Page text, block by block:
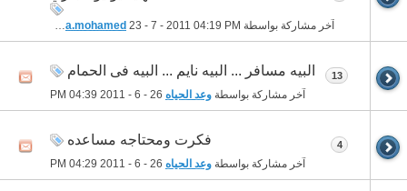
آخر مشاركة بواسطة habiba.mohamed 23 - 7 - 2011 04:19 PM
البيه مسافر ... البيه نايم ... البيه فى الحمام
آخر مشاركة بواسطة وعد الحياه 04:39 PM
13
فكرت ومحتاجه مساعده
آخر مشاركة بواسطة وعد الحياه 04:29 PM
4